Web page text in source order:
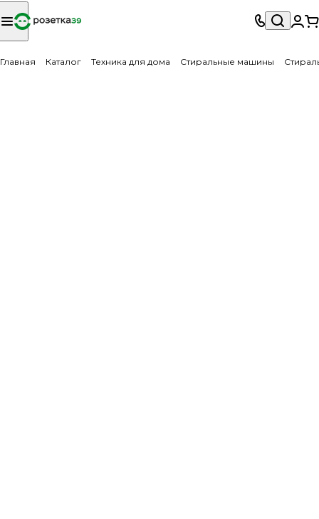
Главная Каталог Техника для дома Стиральные машины